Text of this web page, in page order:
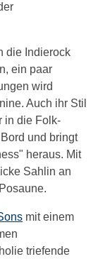
die Indierock
ein paar
wird
Auch ihr Stil
in die Folk-
und bringt
heraus. Mit
Sahlin an
mit einem
triefende